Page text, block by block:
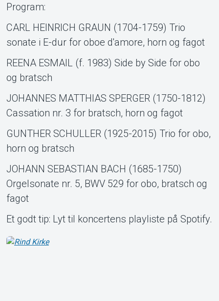
Program:
CARL HEINRICH GRAUN (1704-1759) Trio
sonate i E-dur for oboe d'amore, horn og fagot
REENA ESMAIL (f. 1983) Side by Side for obo
og bratsch
JOHANNES MATTHIAS SPERGER (1750-1812)
Cassation nr. 3 for bratsch, horn og fagot
GUNTHER SCHULLER (1925-2015) Trio for obo,
horn og bratsch
JOHANN SEBASTIAN BACH (1685-1750)
Orgelsonate nr. 5, BWV 529 for obo, bratsch og
fagot
Et godt tip: Lyt til koncertens playliste på Spotify.